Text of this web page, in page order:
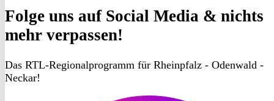
Folge uns auf Social Media & nichts
mehr verpassen!
Das RTL-Regionalprogramm für Rheinpfalz - Odenwald -
Neckar!